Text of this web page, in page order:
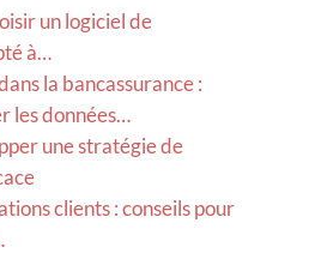
un logiciel de
à…
la bancassurance :
les données…
une stratégie de
clients : conseils pour